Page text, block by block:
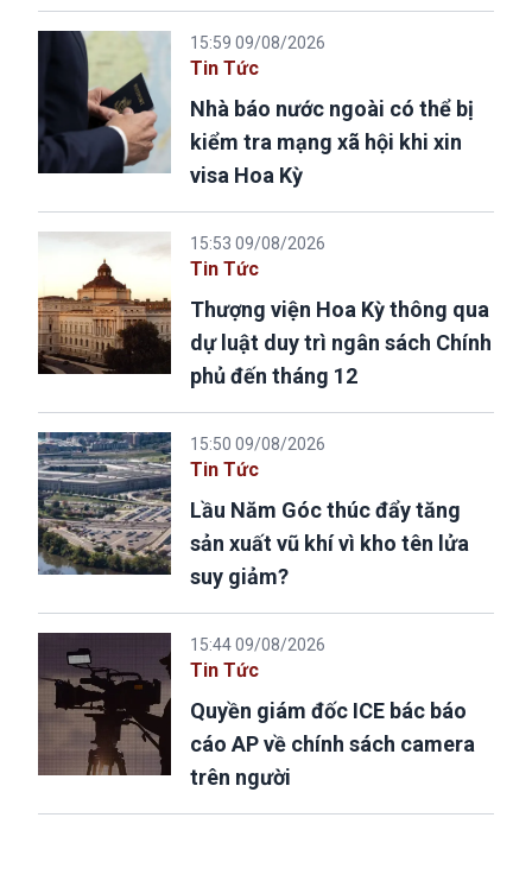
15:59 09/08/2026
Tin Tức
Nhà báo nước ngoài có thể bị
kiểm tra mạng xã hội khi xin
visa Hoa Kỳ
15:53 09/08/2026
Tin Tức
Thượng viện Hoa Kỳ thông qua
dự luật duy trì ngân sách Chính
phủ đến tháng 12
15:50 09/08/2026
Tin Tức
Lầu Năm Góc thúc đẩy tăng
sản xuất vũ khí vì kho tên lửa
suy giảm?
15:44 09/08/2026
Tin Tức
Quyền giám đốc ICE bác báo
cáo AP về chính sách camera
trên người